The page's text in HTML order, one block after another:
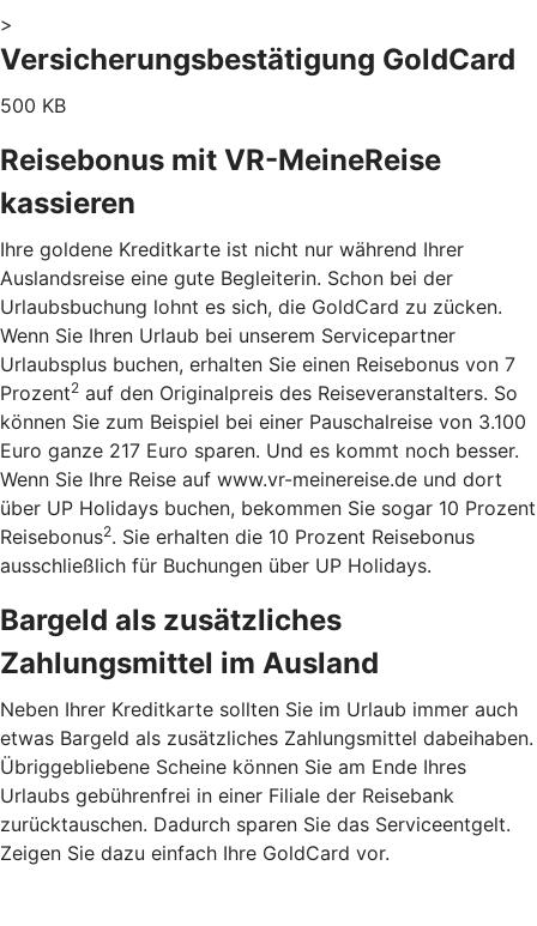
>
Versicherungsbestätigung GoldCard
500 KB
Reisebonus mit VR-MeineReise
kassieren
Ihre goldene Kreditkarte ist nicht nur während Ihrer
Auslandsreise eine gute Begleiterin. Schon bei der
Urlaubsbuchung lohnt es sich, die GoldCard zu zücken.
Wenn Sie Ihren Urlaub bei unserem Servicepartner
Urlaubsplus buchen, erhalten Sie einen Reisebonus von 7
Prozent2 auf den Originalpreis des Reiseveranstalters. So
können Sie zum Beispiel bei einer Pauschalreise von 3.100
Euro ganze 217 Euro sparen. Und es kommt noch besser.
Wenn Sie Ihre Reise auf www.vr-meinereise.de und dort
über UP Holidays buchen, bekommen Sie sogar 10 Prozent
Reisebonus2. Sie erhalten die 10 Prozent Reisebonus
ausschließlich für Buchungen über UP Holidays.
Bargeld als zusätzliches
Zahlungsmittel im Ausland
Neben Ihrer Kreditkarte sollten Sie im Urlaub immer auch
etwas Bargeld als zusätzliches Zahlungsmittel dabeihaben.
Übriggebliebene Scheine können Sie am Ende Ihres
Urlaubs gebührenfrei in einer Filiale der Reisebank
zurücktauschen. Dadurch sparen Sie das Serviceentgelt.
Zeigen Sie dazu einfach Ihre GoldCard vor.